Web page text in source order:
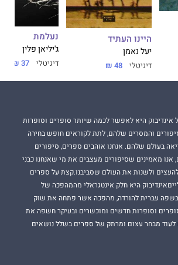
היינו העתיד
יעל נאמן
דיגיטלי 48 ₪
נעלמת
ג'יליאן פלין
דיגיטלי 37 ₪
היא לאפשר לכמה שיותר סופרים וסופרות
והמסרים שלהם, לתת לקוראים חופש בחירה
בעולם שלהם. אנחנו אוהבים ספרים, סיפורים
אנו מאמינים שסיפורים מעצבים את מי שאנחנו כבני
ולשנות את העולם שסביבנו.קצת על ספרים
היא חלק אינטגראלי מהמהפכה של
בשפה עברית להורדה, מהפכה אשר פתחה את שוק
וסופרות חדשים ומוכשרים ובעיקר חשפה את
מבחר עצום ומרתק של ספרים בשלל נושאים